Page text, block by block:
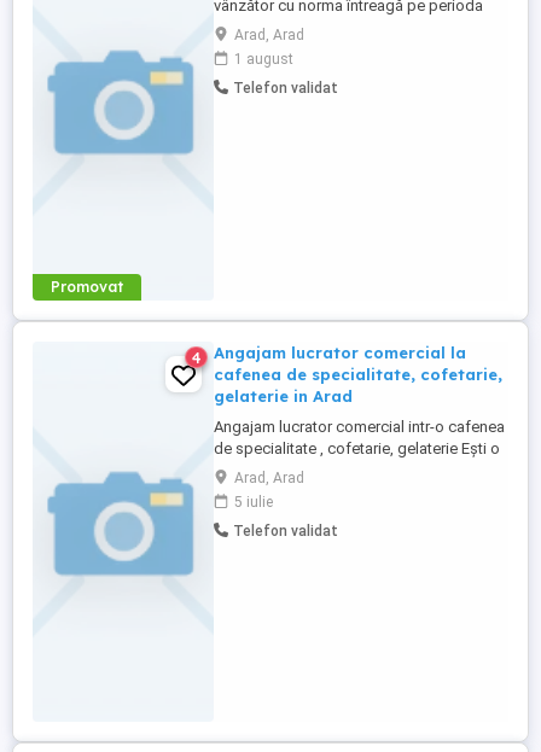
Promovat
vânzător cu norma întreagă pe perioda
determinată sau nedeterminată. Preferam
personal cu experiență! Pentru detalii
sunati la !
Arad, Arad
1 august
Telefon validat
4
Angajam lucrator comercial la
cafenea de specialitate, cofetarie,
gelaterie in Arad
Angajam lucrator comercial intr-o cafenea
de specialitate , cofetarie, gelaterie Ești o
persoană sociabilă, atentă și
responsabilă? Te așteptăm în echipa
noastră tânără și energică! Cerințe:
Atitudine pozitivă și dorința de a lucra cu
Arad, Arad
5 iulie
Telefon validat